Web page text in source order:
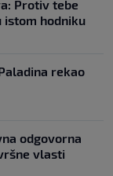
Protiv tebe
istom hodniku
rekao
odgovorna
vlasti